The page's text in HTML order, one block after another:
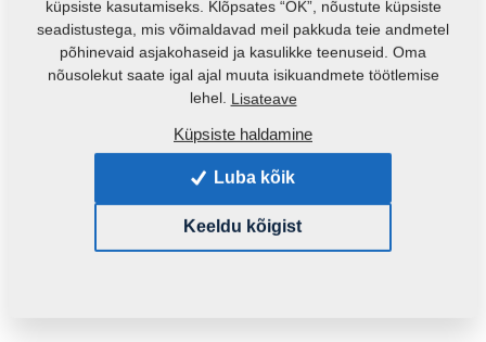
VZ00041963ND
Algne katalooginumber: VZ00025984
See varuosa sobib ka järgmistele masinatele:
DUOLENT
küpsiste kasutamiseks. Klõpsates “OK”, nõustute küpsiste
seadistustega, mis võimaldavad meil pakkuda teie andmetel
põhinevaid asjakohaseid ja kasulikke teenuseid. Oma
nõusolekut saate igal ajal muuta isikuandmete töötlemise
lehel. Lisateave
Küpsiste haldamine
Luba kõik
Keeldu kõigist